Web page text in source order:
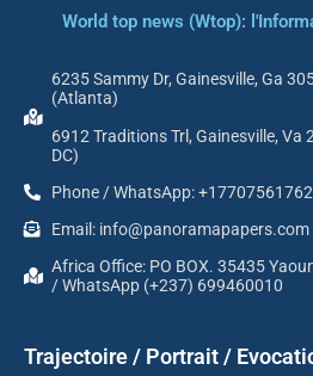
World top news (Wtop):
6235 Sammy Dr, Gainesville, Ga
(Atlanta)
6912 Traditions Trl, Gainesville, Va
DC)
Phone / WhatsApp:
Email: info@panoramapapers.com
Africa Office: PO BOX. 35435
/ WhatsApp (+237) 699460010
Trajectoire / Portrait /